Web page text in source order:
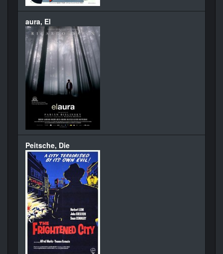
aura, El
Peitsche, Die